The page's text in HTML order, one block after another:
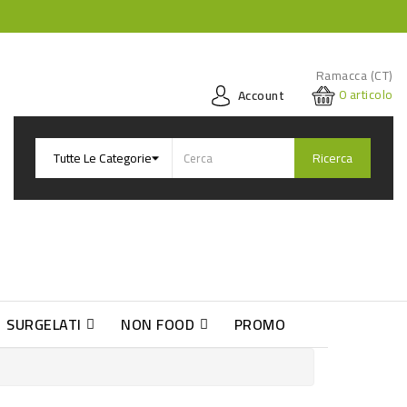
Ramacca (CT)
Account
0articolo
Ricerca
SURGELATI NON FOOD PROMO